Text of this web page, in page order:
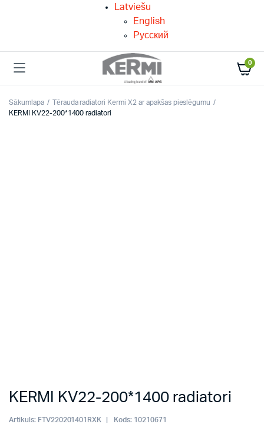
Latviešu
English
Русский
0
Sākumlapa
Tērauda radiatori Kermi X2 ar apakšas pieslēgumu
KERMI KV22-200*1400 radiatori
KERMI KV22-200*1400 radiatori
Artikuls: FTV220201401RXK Kods: 10210671